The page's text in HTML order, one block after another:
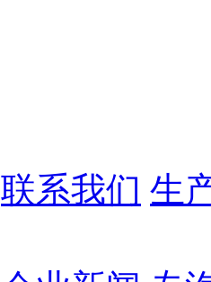
联系我们 生